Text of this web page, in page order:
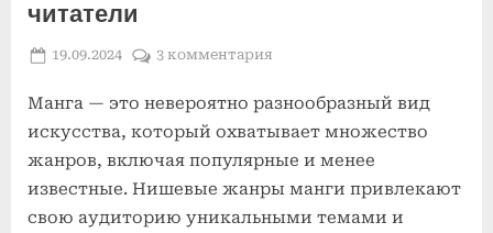
читатели
Posted
19.09.2024 By
admin
3 комментария
Нишевые
жанры
их
читатели
Манга — это невероятно разнообразный вид
искусства, который охватывает множество
жанров, включая популярные и менее
известные. Нишевые жанры манги привлекают
свою аудиторию уникальными темами и